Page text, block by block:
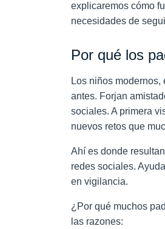
explicaremos cómo
necesidades de
Por qué los
Los niños
antes. Forjan
sociales. A primera
nuevos retos que
Ahí es donde
redes sociales.
en vigilancia.
¿Por qué muchos
las razones: